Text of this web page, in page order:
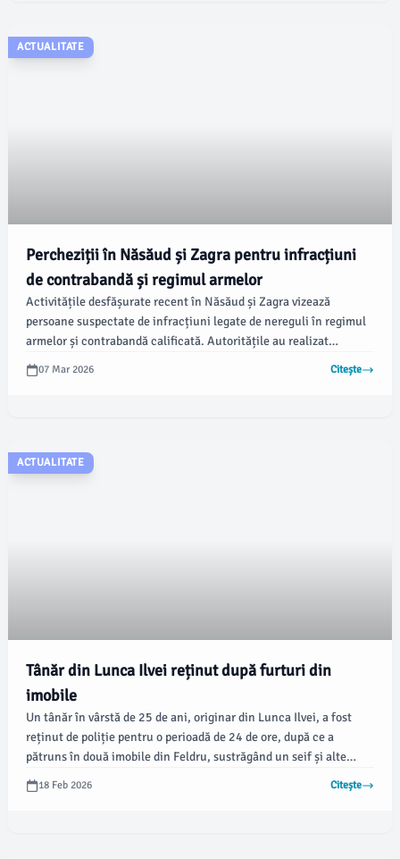
ACTUALITATE
Percheziții în Năsăud și Zagra pentru infracțiuni
de contrabandă și regimul armelor
Activitățile desfășurate recent în Năsăud și Zagra vizează
persoane suspectate de infracțiuni legate de nereguli în regimul
armelor și contrabandă calificată. Autoritățile au realizat
percheziții unde au descoperit și confiscat bunuri relevante
pentru anchetă.
07 Mar 2026 Citește
ACTUALITATE
Tânăr din Lunca Ilvei reținut după furturi din
imobile
Un tânăr în vârstă de 25 de ani, originar din Lunca Ilvei, a fost
reținut de poliție pentru o perioadă de 24 de ore, după ce a
pătruns în două imobile din Feldru, sustrăgând un seif și alte
bunuri. Acțiunea a fost realizată în urma unui mandat de
aducere, conform informațiilor transmise de Poliție.
18 Feb 2026 Citește